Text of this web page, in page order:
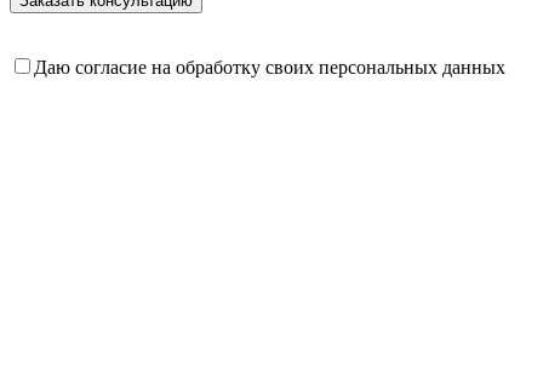
Даю согласие на обработку своих персональных данных